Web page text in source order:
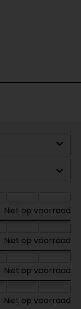
Niet op voorraad
Niet op voorraad
Niet op voorraad
Niet op voorraad